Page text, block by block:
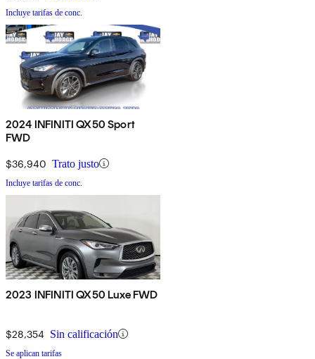
Incluye tarifas de conc.
2024 INFINITI QX50 Sport
FWD
$36,940 Trato justo
Incluye tarifas de conc.
2023 INFINITI QX50 Luxe FWD
$28,354 Sin calificación
Se aplican tarifas